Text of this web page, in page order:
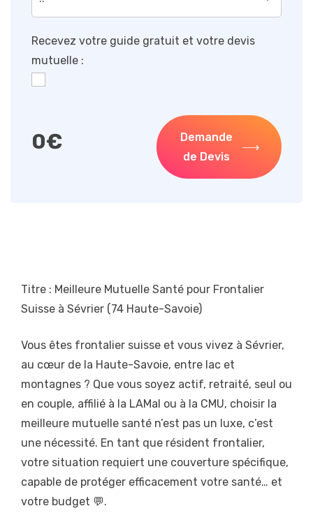
Recevez votre guide gratuit et votre devis
mutuelle :
0€
Demande
de Devis
Titre : Meilleure Mutuelle Santé pour Frontalier
Suisse à Sévrier (74 Haute-Savoie)
Vous êtes frontalier suisse et vous vivez à Sévrier,
au cœur de la Haute-Savoie, entre lac et
montagnes ? Que vous soyez actif, retraité, seul ou
en couple, affilié à la LAMal ou à la CMU, choisir la
meilleure mutuelle santé n’est pas un luxe, c’est
une nécessité. En tant que résident frontalier,
votre situation requiert une couverture spécifique,
capable de protéger efficacement votre santé… et
votre budget 💬.